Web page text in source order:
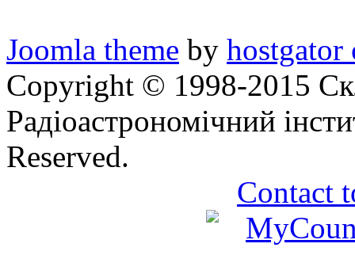
Joomla theme by hostgator
Copyright © 1998-2015
Радіоастрономічний
Reserved.
Contact